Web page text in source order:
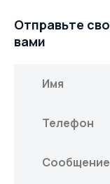
персональных
Отправьте
вами